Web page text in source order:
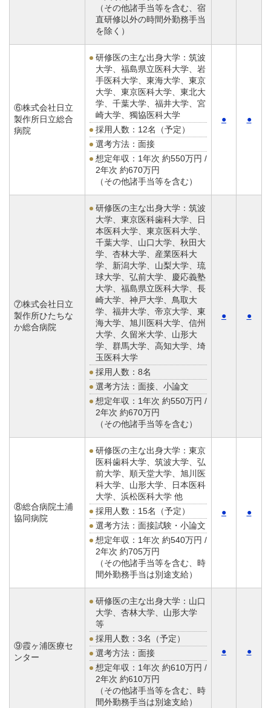
（その他諸手当等を含む、宿
直研修以外の時間外勤務手当
を除く）
⑥株式会社日立
製作所日立総合
病院
研修医の主な出身大学：筑波
大学、福島県立医科大学、岩
手医科大学、東海大学、東京
大学、東京医科大学、東北大
学、千葉大学、福井大学、宮
崎大学、獨協医科大学
採用人数：12名（予定）
選考方法：面接
想定年収： 1年次 約550万円 /
2年次 約670万円
（その他諸手当等を含む）
● ●
⑦株式会社日立
製作所ひたちな
か総合病院
研修医の主な出身大学：筑波
大学、東京医科歯科大学、日
本医科大学、東京医科大学、
千葉大学、山口大学、秋田大
学、杏林大学、産業医科大
学、新潟大学、山梨大学、琉
球大学、弘前大学、慶応義塾
大学、福島県立医科大学、長
崎大学、神戸大学、鳥取大
学、福井大学、帝京大学、東
海大学、旭川医科大学、信州
大学、久留米大学、山形大
学、群馬大学、高知大学、埼
玉医科大学
採用人数：8名
選考方法：面接、小論文
想定年収： 1年次 約550万円 /
2年次 約670万円
（その他諸手当等を含む）
● ●
⑧総合病院土浦
協同病院
研修医の主な出身大学：東京
医科歯科大学、筑波大学、弘
前大学、順天堂大学、旭川医
科大学、山形大学、日本医科
大学、浜松医科大学 他
採用人数：15名（予定）
選考方法：面接試験・小論文
想定年収： 1年次 約540万円 /
2年次 約705万円
（その他諸手当等を含む、時
間外勤務手当は別途支給）
● ●
⑨霞ヶ浦医療セ
ンター
研修医の主な出身大学：山口
大学、杏林大学、山形大学
等
採用人数：3名（予定）
選考方法：面接
想定年収： 1年次 約610万円 /
2年次 約610万円
（その他諸手当等を含む、時
間外勤務手当は別途支給）
● ●